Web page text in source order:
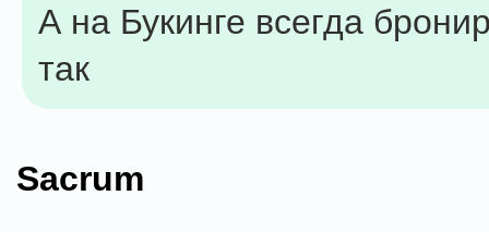
А на Букинге всегда
так
Sacrum